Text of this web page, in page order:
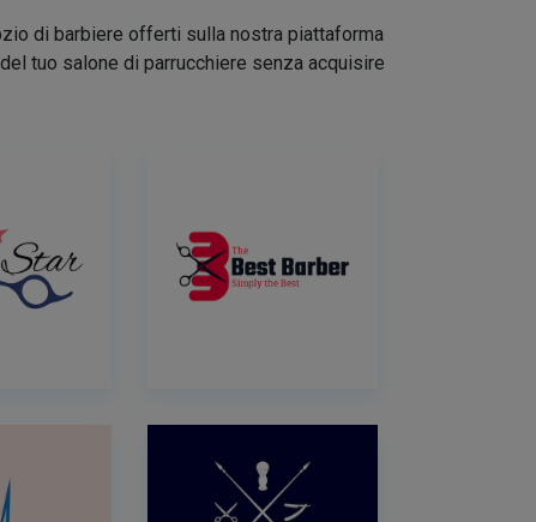
di barbiere offerti sulla nostra piattaforma
tuo salone di parrucchiere senza acquisire